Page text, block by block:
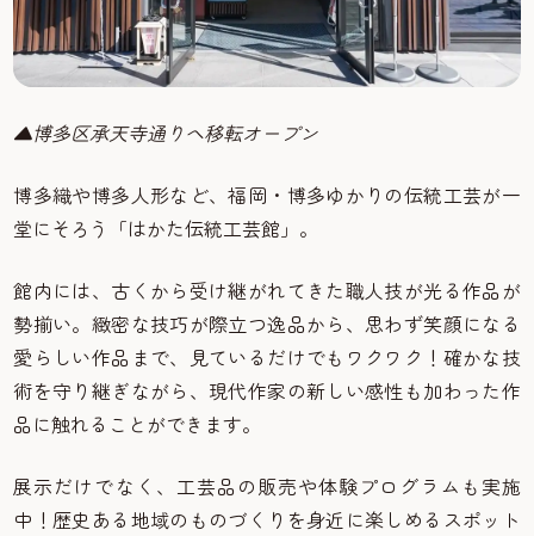
▲博多区承天寺通りへ移転オープン
博多織や博多人形など、福岡・博多ゆかりの伝統工芸が一
堂にそろう「はかた伝統工芸館」。
館内には、古くから受け継がれてきた職人技が光る作品が
勢揃い。緻密な技巧が際立つ逸品から、思わず笑顔になる
愛らしい作品まで、見ているだけでもワクワク！確かな技
術を守り継ぎながら、現代作家の新しい感性も加わった作
品に触れることができます。
展示だけでなく、工芸品の販売や体験プログラムも実施
中！歴史ある地域のものづくりを身近に楽しめるスポット